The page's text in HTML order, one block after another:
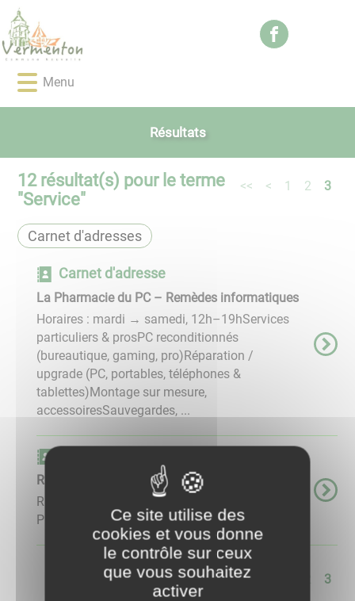
Lien
d'accès
rapide
au
menu
Lien
d'accès
rapide
au
contenu
Lien
d'accès
rapide
à
Lien
d'accès
rapide
au
pied
Menu
Résultats
12résultat(s) pour le terme
"Service"
<< < 1 2 3
Carnet d'adresses
Carnet d'adresse
La Pharmacie du PC – Remèdes informatiques
Horaires : mardi → samedi, 12h–19hServices
particuliers & prosPC reconditionnés
(bureautique, gaming, pro)Réparation /
upgrade (PC, portables, téléphones &
tablettes)Montage sur mesure,
accessoiresSauvegardes, ...
R20 débarras petits travaux
R20 Vide-maison, Débarras & Petits Travaux
Prestataire de service ...
<< 3
Panneau de gestion des cookies
Ce site utilise des
cookies et vous donne
le contrôle sur ceux
que vous souhaitez
activer